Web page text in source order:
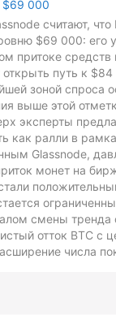
$69 000
считают,
$69 000: его
притоке средств
путь к $84
зоной спроса
выше этой
эксперты
как ралли в
Glassnode,
монет на
смены тренда
отток BTC с
числа